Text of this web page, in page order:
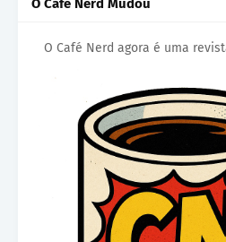
O Café Nerd agora é uma